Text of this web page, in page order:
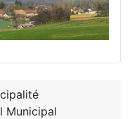
Municipal